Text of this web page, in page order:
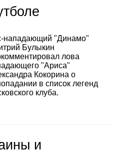
нападающий "Динамо"
Булыкин
лова
"Ариса"
Кокорина о
в список легенд
клуба.
и